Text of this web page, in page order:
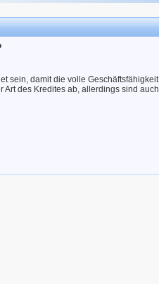
sein, damit die volle Geschäftsfähigkeit
des Kredites ab, allerdings sind auch